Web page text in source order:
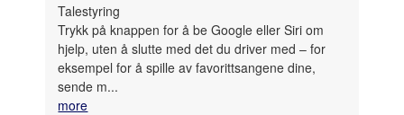
Talestyring
Trykk på knappen for å be Google eller Siri om
hjelp, uten å slutte med det du driver med – for
eksempel for å spille av favorittsangene dine,
sende m...
more